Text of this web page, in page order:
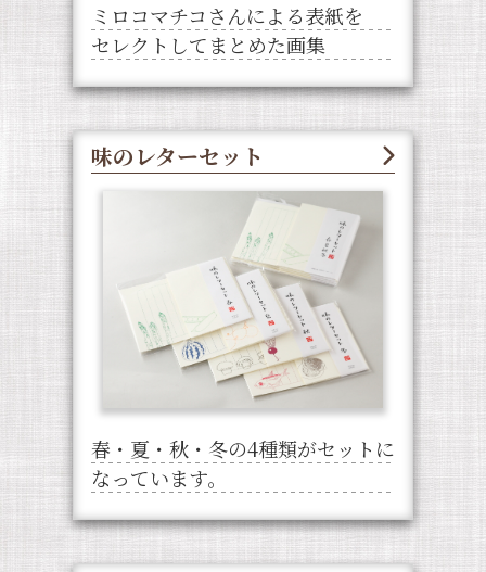
ミロコマチコさんによる表紙を
セレクトしてまとめた画集
味のレターセット
春・夏・秋・冬の4種類がセットに
なっています。